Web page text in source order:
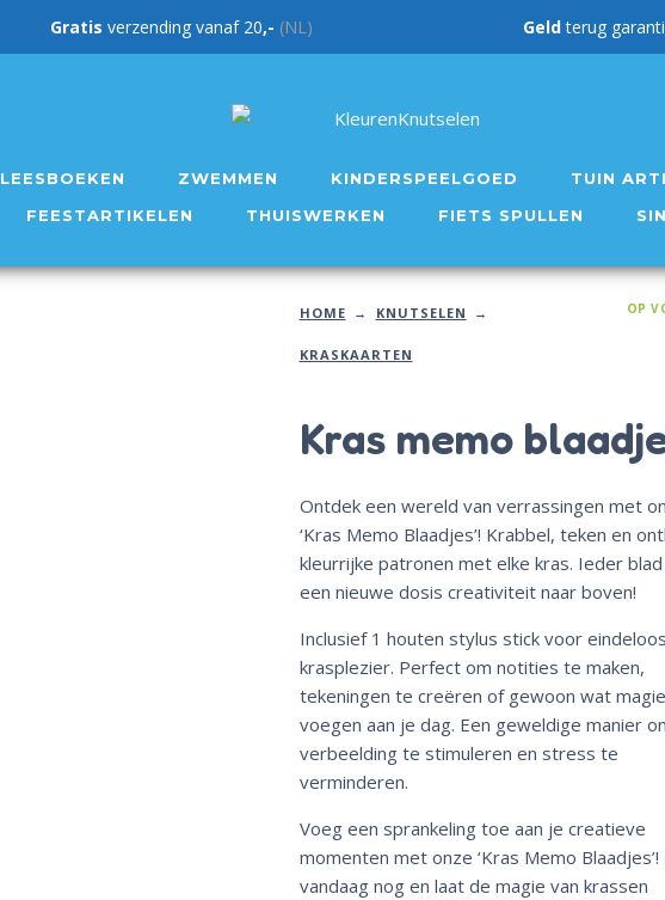
Gratis verzending vanaf 20,- (NL) Geld
LEESBOEKEN ZWEMMEN KINDERSPEELGOED TUIN
FEESTARTIKELEN
THUISWERKEN FIETS SPULLEN
HOME KNUTSELEN
KRASKAARTEN
OP
Kras memo
Ontdek een wereld van verrassingen met
‘Kras Memo Blaadjes’! Krabbel, teken en
kleurrijke patronen met elke kras. Ieder
een nieuwe dosis creativiteit naar boven!
Inclusief 1 houten stylus stick voor eindeloos
krasplezier. Perfect om notities te maken,
tekeningen te creëren of gewoon wat
voegen aan je dag. Een geweldige manier
verbeelding te stimuleren en stress te
verminderen.
Voeg een sprankeling toe aan je creatieve
momenten met onze ‘Kras Memo
vandaag nog en laat de magie van krassen